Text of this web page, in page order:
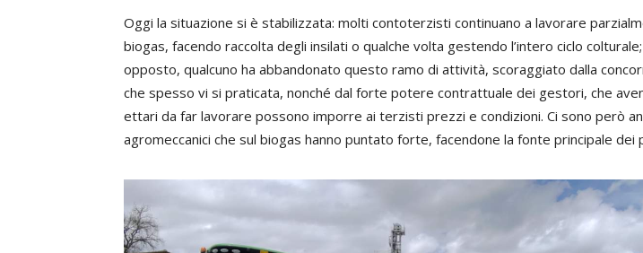
Oggi la situazione si è stabilizzata: molti contoterzisti continuano a lavorare
biogas, facendo raccolta degli insilati o qualche volta gestendo l’intero ciclo
opposto, qualcuno ha abbandonato questo ramo di attività, scoraggiato dalla
che spesso vi si praticata, nonché dal forte potere contrattuale dei gestori, che
ettari da far lavorare possono imporre ai terzisti prezzi e condizioni. Ci sono però
agromeccanici che sul biogas hanno puntato forte, facendone la fonte principale dei